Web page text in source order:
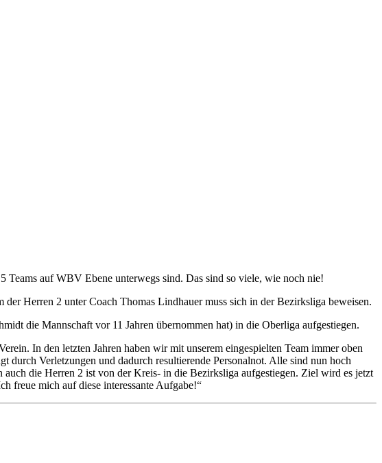
auf WBV Ebene unterwegs sind. Das sind so viele, wie noch nie!
Herren 2 unter Coach Thomas Lindhauer muss sich in der Bezirksliga beweisen.
die Mannschaft vor 11 Jahren übernommen hat) in die Oberliga aufgestiegen.
In den letzten Jahren haben wir mit unserem eingespielten Team immer oben
durch Verletzungen und dadurch resultierende Personalnot. Alle sind nun hoch
die Herren 2 ist von der Kreis- in die Bezirksliga aufgestiegen. Ziel wird es jetzt
freue mich auf diese interessante Aufgabe!“